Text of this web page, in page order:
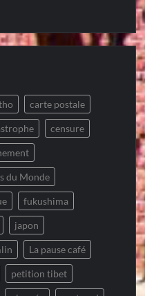
carte postale
censure
du Monde
fukushima
japon
La pause café
petition tibet